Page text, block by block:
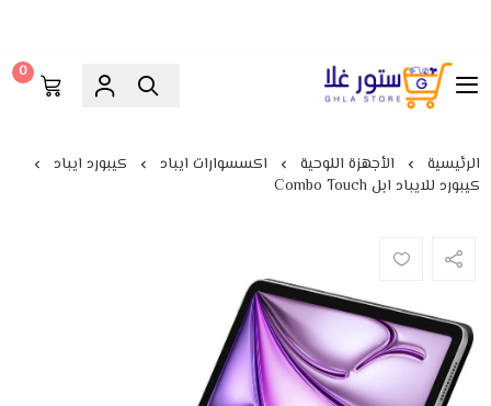
ستور غلا
0
الرئيسية الأجهزة اللوحية اكسسوارات ايباد
كيبورد ايباد
كيبورد للايباد ابل Combo Touch